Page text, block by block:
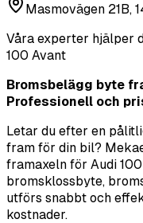
Masmovägen 21B,
Våra experter hjälper
100 Avant
Bromsbelägg byte
Professionell och
Letar du efter en
fram för din bil?
framaxeln för Audi
bromsklossbyte,
utförs snabbt och
kostnader.